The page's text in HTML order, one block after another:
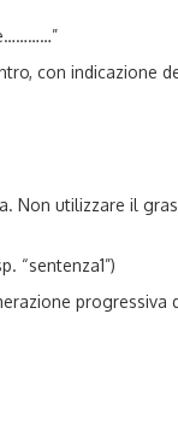
con indicazione
Non utilizzare il
“sentenza1”)
progressiva